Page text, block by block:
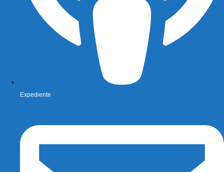
Expediente